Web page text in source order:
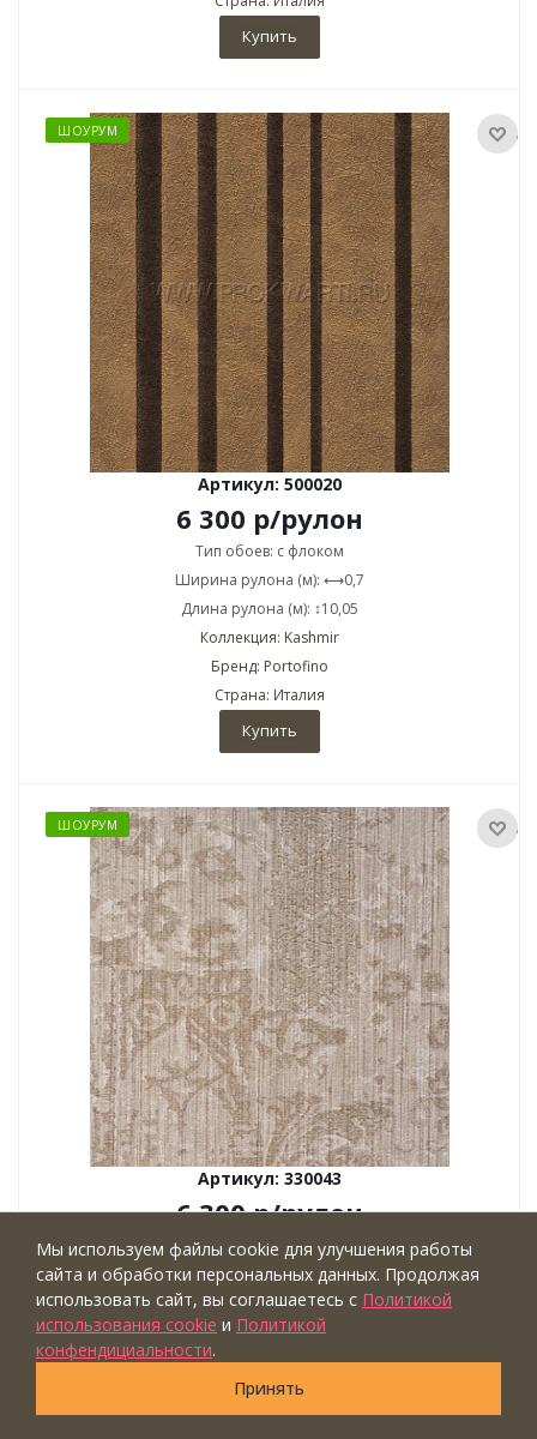
Купить
ШОУРУМ
Артикул: 500020
6 300 р/рулон
Тип обоев: с флоком
Ширина рулона (м): ⟷0,7
Длина рулона (м): ↕10,05
Коллекция: Kashmir
Бренд: Portofino
Страна: Италия
Купить
ШОУРУМ
Артикул: 330043
6 300р/рулон
Тип обоев: с флоком
Ширина рулона (м): ⟷0.70
Длина рулона (м): ↕10.05
Коллекция: Kilim
Бренд: Portofino
Страна: Италия
Мы используем файлы cookie для улучшения работы
сайта и обработки персональных данных. Продолжая
использовать сайт, вы соглашаетесь с Политикой
использования cookie и Политикой
конфендициальности.
Принять